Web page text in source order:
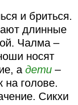
и бриться.
длинные
Чалма –
носят
адети –
на голове.
Сикхи